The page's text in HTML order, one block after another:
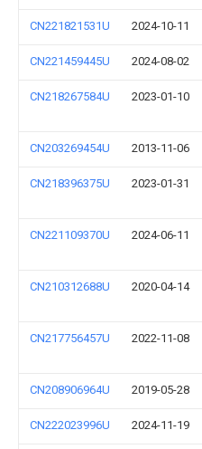
CN221821531U 2024-10-11
CN221459445U 2024-08-02
CN218267584U 2023-01-10
CN203269454U 2013-11-06
CN218396375U 2023-01-31
CN221109370U 2024-06-11
CN210312688U 2020-04-14
CN217756457U 2022-11-08
CN208906964U 2019-05-28
CN222023996U 2024-11-19